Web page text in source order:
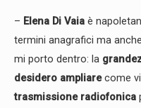
– Elena Di Vaia è
termini anagrafici ma
mi porto dentro: la
desidero ampliarecome
trasmissione radiofonica